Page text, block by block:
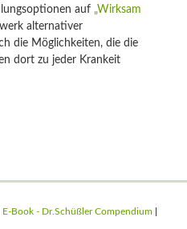
auf „Wirksam
alternativer
die Möglichkeiten, die die
dort zu jeder Krankeit
E-Book - Dr.Schüßler Compendium|